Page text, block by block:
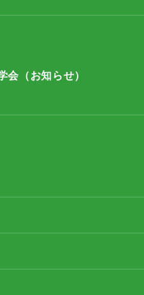
会（お知らせ）